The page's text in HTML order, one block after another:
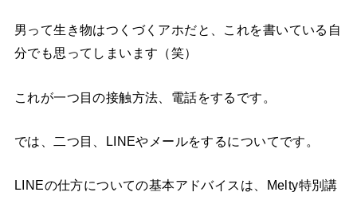
男って生き物はつくづくアホだと、これを書いている自
分でも思ってしまいます（笑）
これが一つ目の接触方法、電話をするです。
では、二つ目、LINEやメールをするについてです。
LINEの仕方についての基本アドバイスは、Melty特別講